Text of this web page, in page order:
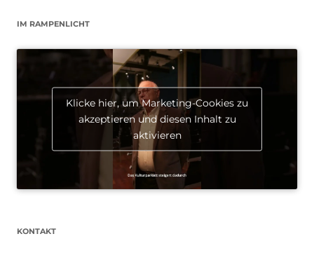
IM RAMPENLICHT
Klicke hier, um Marketing-Cookies zu
akzeptieren und diesen Inhalt zu
aktivieren
KONTAKT